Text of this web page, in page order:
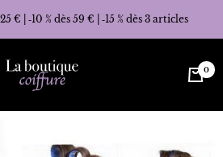
| ‑10 % dès 59 € | ‑15 % dès 3 articles
La
Boutique
0